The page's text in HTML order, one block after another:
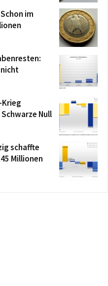
im
Krieg
Null
schaffte
Millionen